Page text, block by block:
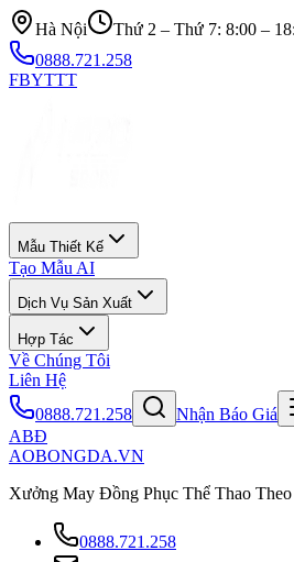
Hà Nội
Thứ 2 – Thứ 7: 8:00 –
0888.721.258
FBYTTT
Mẫu Thiết Kế
Tạo Mẫu AI
Dịch Vụ Sản Xuất
Hợp Tác
Về Chúng Tôi
Liên Hệ
0888.721.258
Nhận Báo Giá
ABĐ
AOBONGDA.VN
Xưởng May Đồng Phục Thể Thao Theo
0888.721.258